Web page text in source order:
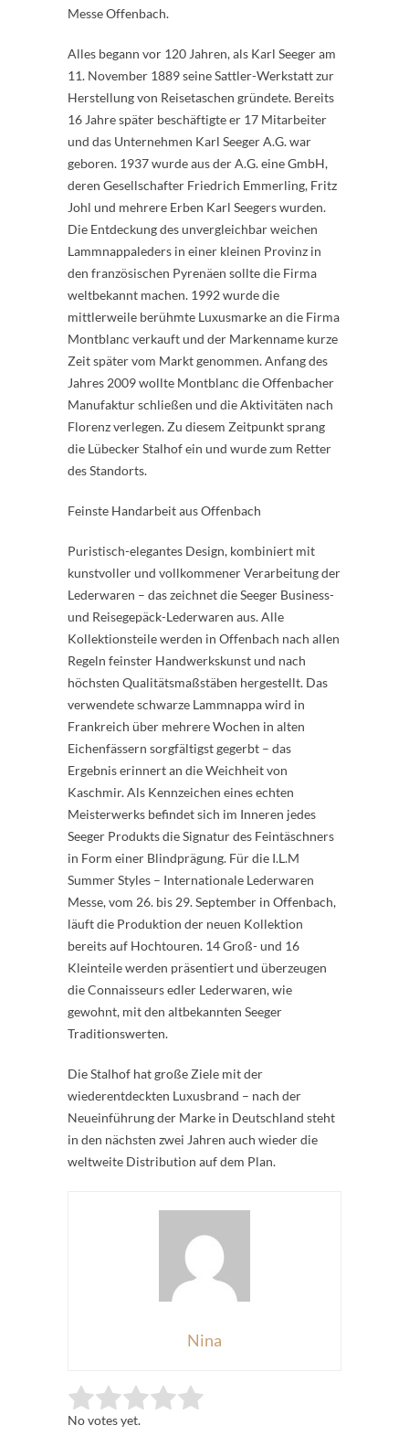
Messe Offenbach.
Alles begann vor 120 Jahren, als Karl Seeger am
11. November 1889 seine Sattler-Werkstatt zur
Herstellung von Reisetaschen gründete. Bereits
16 Jahre später beschäftigte er 17 Mitarbeiter
und das Unternehmen Karl Seeger A.G. war
geboren. 1937 wurde aus der A.G. eine GmbH,
deren Gesellschafter Friedrich Emmerling, Fritz
Johl und mehrere Erben Karl Seegers wurden.
Die Entdeckung des unvergleichbar weichen
Lammnappaleders in einer kleinen Provinz in
den französischen Pyrenäen sollte die Firma
weltbekannt machen. 1992 wurde die
mittlerweile berühmte Luxusmarke an die Firma
Montblanc verkauft und der Markenname kurze
Zeit später vom Markt genommen. Anfang des
Jahres 2009 wollte Montblanc die Offenbacher
Manufaktur schließen und die Aktivitäten nach
Florenz verlegen. Zu diesem Zeitpunkt sprang
die Lübecker Stalhof ein und wurde zum Retter
des Standorts.
Feinste Handarbeit aus Offenbach
Puristisch-elegantes Design, kombiniert mit
kunstvoller und vollkommener Verarbeitung der
Lederwaren – das zeichnet die Seeger Business-
und Reisegepäck-Lederwaren aus. Alle
Kollektionsteile werden in Offenbach nach allen
Regeln feinster Handwerkskunst und nach
höchsten Qualitätsmaßstäben hergestellt. Das
verwendete schwarze Lammnappa wird in
Frankreich über mehrere Wochen in alten
Eichenfässern sorgfältigst gegerbt – das
Ergebnis erinnert an die Weichheit von
Kaschmir. Als Kennzeichen eines echten
Meisterwerks befindet sich im Inneren jedes
Seeger Produkts die Signatur des Feintäschners
in Form einer Blindprägung. Für die I.L.M
Summer Styles – Internationale Lederwaren
Messe, vom 26. bis 29. September in Offenbach,
läuft die Produktion der neuen Kollektion
bereits auf Hochtouren. 14 Groß- und 16
Kleinteile werden präsentiert und überzeugen
die Connaisseurs edler Lederwaren, wie
gewohnt, mit den altbekannten Seeger
Traditionswerten.
Die Stalhof hat große Ziele mit der
wiederentdeckten Luxusbrand – nach der
Neueinführung der Marke in Deutschland steht
in den nächsten zwei Jahren auch wieder die
weltweite Distribution auf dem Plan.
Nina
Rate this item: Submit Rating
No votes yet.